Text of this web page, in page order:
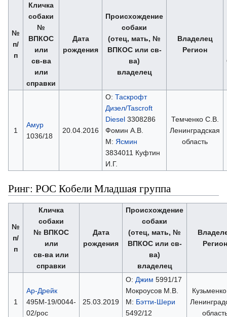
№
п/
п
Кличка
собаки
№
ВПКОС
или
св-ва
или
справки
Дата
рождения
Происхождение
собаки
(отец, мать, №
ВПКОС или св-
ва)
владелец
Владелец
Регион
1
Амур
1036/18
20.04.2016
О: Таскрофт
Дизел/Tascroft
Diesel3308286
Фомин А.В.
М: Ясмин
3834011 Куфтин
И.Г.
Темченко С.В.
Ленинградская
область
Ринг: РОС Кобели Младшая группа
№
п/
п
Кличка
собаки
№ ВПКОС
или
св-ва или
справки
Дата
рождения
Происхождение
собаки
(отец, мать, №
ВПКОС или св-
ва)
владелец
Регион
1
Ар-Дрейк
495М-19/0044-
02/рос
25.03.2019
О: Джим 5991/17
Мокроусов М.В.
М: Бэтти-Шери
5492/12
Кузьменко